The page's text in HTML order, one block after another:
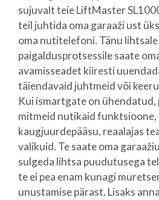
sujuvalt teie LiftMaster
teil juhtida oma garaaži ust
oma nutitelefoni. Tänu lihtsale
paigaldusprotsessile saate
avamisseadet kiiresti
täiendavaid juhtmeid või
Kui ismartgate on ühendatud,
mitmeid nutikaid funktsioone,
kaugjuurdepääsu, reaalajas
valikuid. Te saate oma
sulgeda lihtsa puudutusega
te ei pea enam kunagi
unustamise pärast. Lisaks